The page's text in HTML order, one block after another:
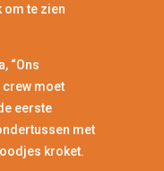
om te zien
“Ons
crew moet
eerste
met
kroket.